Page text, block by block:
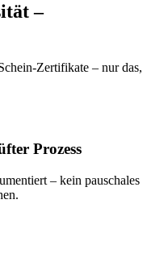
–
Zertifikate – nur das,
Prozess
– kein pauschales